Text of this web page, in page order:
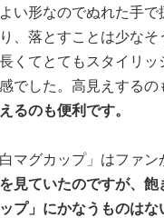
い形なのでぬれた手で
、落とすことは少なそ
くてとてもスタイリッ
でした。高見えするの
るのも便利です。
マグカップ」はファン
見ていたのですが、飽
プ」にかなうものはな